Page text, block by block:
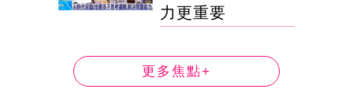
力更重要
更多焦點+